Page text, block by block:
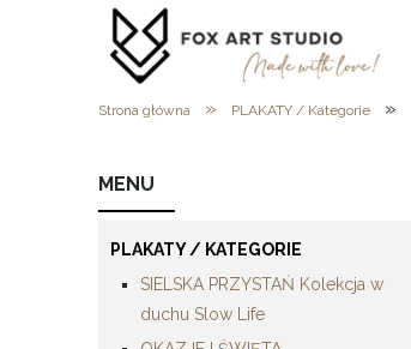
Strona główna » PLAKATY / Kategorie »
MENU
PLAKATY / KATEGORIE
SIELSKA PRZYSTAŃ Kolekcja w
duchu Slow Life